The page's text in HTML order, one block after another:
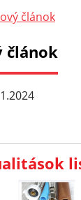
článok
článok